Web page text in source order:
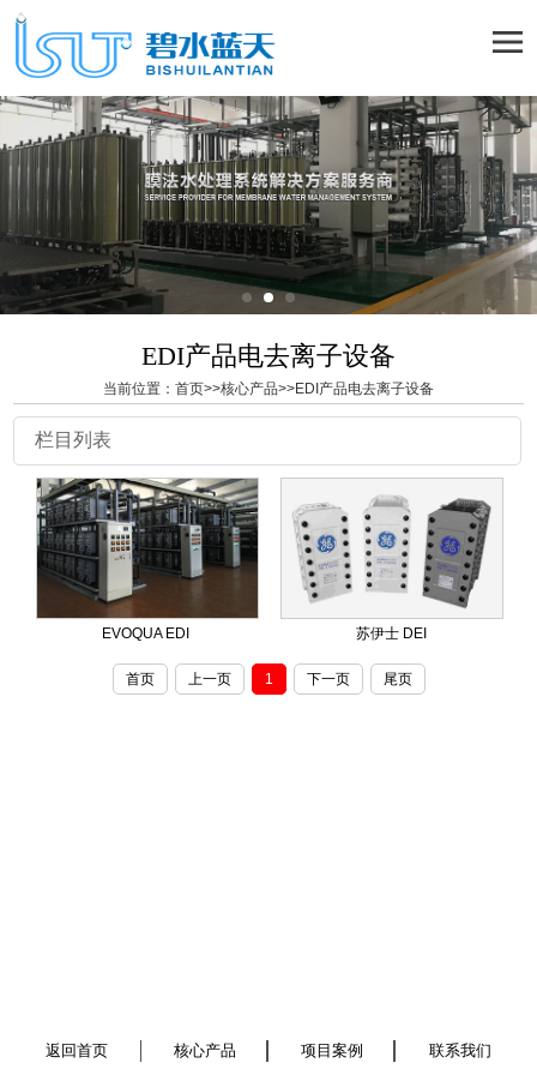
EDI产品电去离子设备
当前位置： 首页>>核心产品>>EDI产品电去离子设备
栏目列表
EVOQUA EDI 苏伊士 DEI
首页 上一页 1 下一页 尾页
返回首页 核心产品 项目案例 联系我们